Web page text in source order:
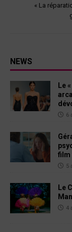
« La
NEWS
Le
6
film
5
Le
4